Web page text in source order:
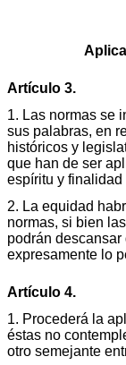
Artículo 3.
1. Las normas se
sus palabras, en
históricos y
que han de ser
espíritu y finalidad
2. La equidad
normas, si bien
podrán
expresamente lo
Artículo 4.
1. Procederá la
éstas no
otro semejante